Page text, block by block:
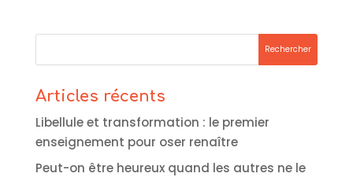
Articles récents
Libellule et transformation : le premier
enseignement pour oser renaître
Peut-on être heureux quand les autres ne le